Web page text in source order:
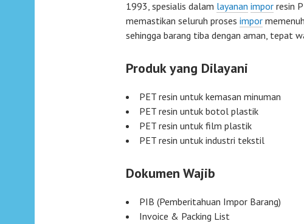
1993, spesialis dalam layanan impor resin
memastikan seluruh proses impor
sehingga barang tiba dengan aman, tepat
Produk yang Dilayani
PET resin untuk kemasan minuman
PET resin untuk botol plastik
PET resin untuk film plastik
PET resin untuk industri tekstil
Dokumen Wajib
PIB (Pemberitahuan Impor Barang)
Invoice & Packing List